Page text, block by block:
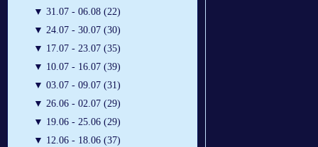
▼ 31.07 - 06.08 (22)
▼ 24.07 - 30.07 (30)
▼ 17.07 - 23.07 (35)
▼ 10.07 - 16.07 (39)
▼ 03.07 - 09.07 (31)
▼ 26.06 - 02.07 (29)
▼ 19.06 - 25.06 (29)
▼ 12.06 - 18.06 (37)